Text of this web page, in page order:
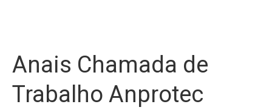
Anais Chamada de
Trabalho Anprotec